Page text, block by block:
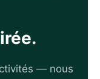
— nous